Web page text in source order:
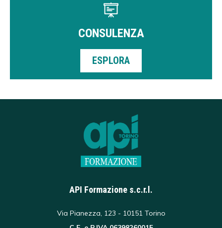
CONSULENZA
ESPLORA
API Formazione s.c.r.l.
Via Pianezza, 123 - 10151 Torino